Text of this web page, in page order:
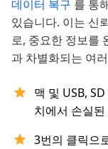
데이터 복구 를 통
있습니다. 이는 신
로, 중요한 정보를
과 차별화되는 여
맥 및 USB,
치에서 손실
3번의 클릭으